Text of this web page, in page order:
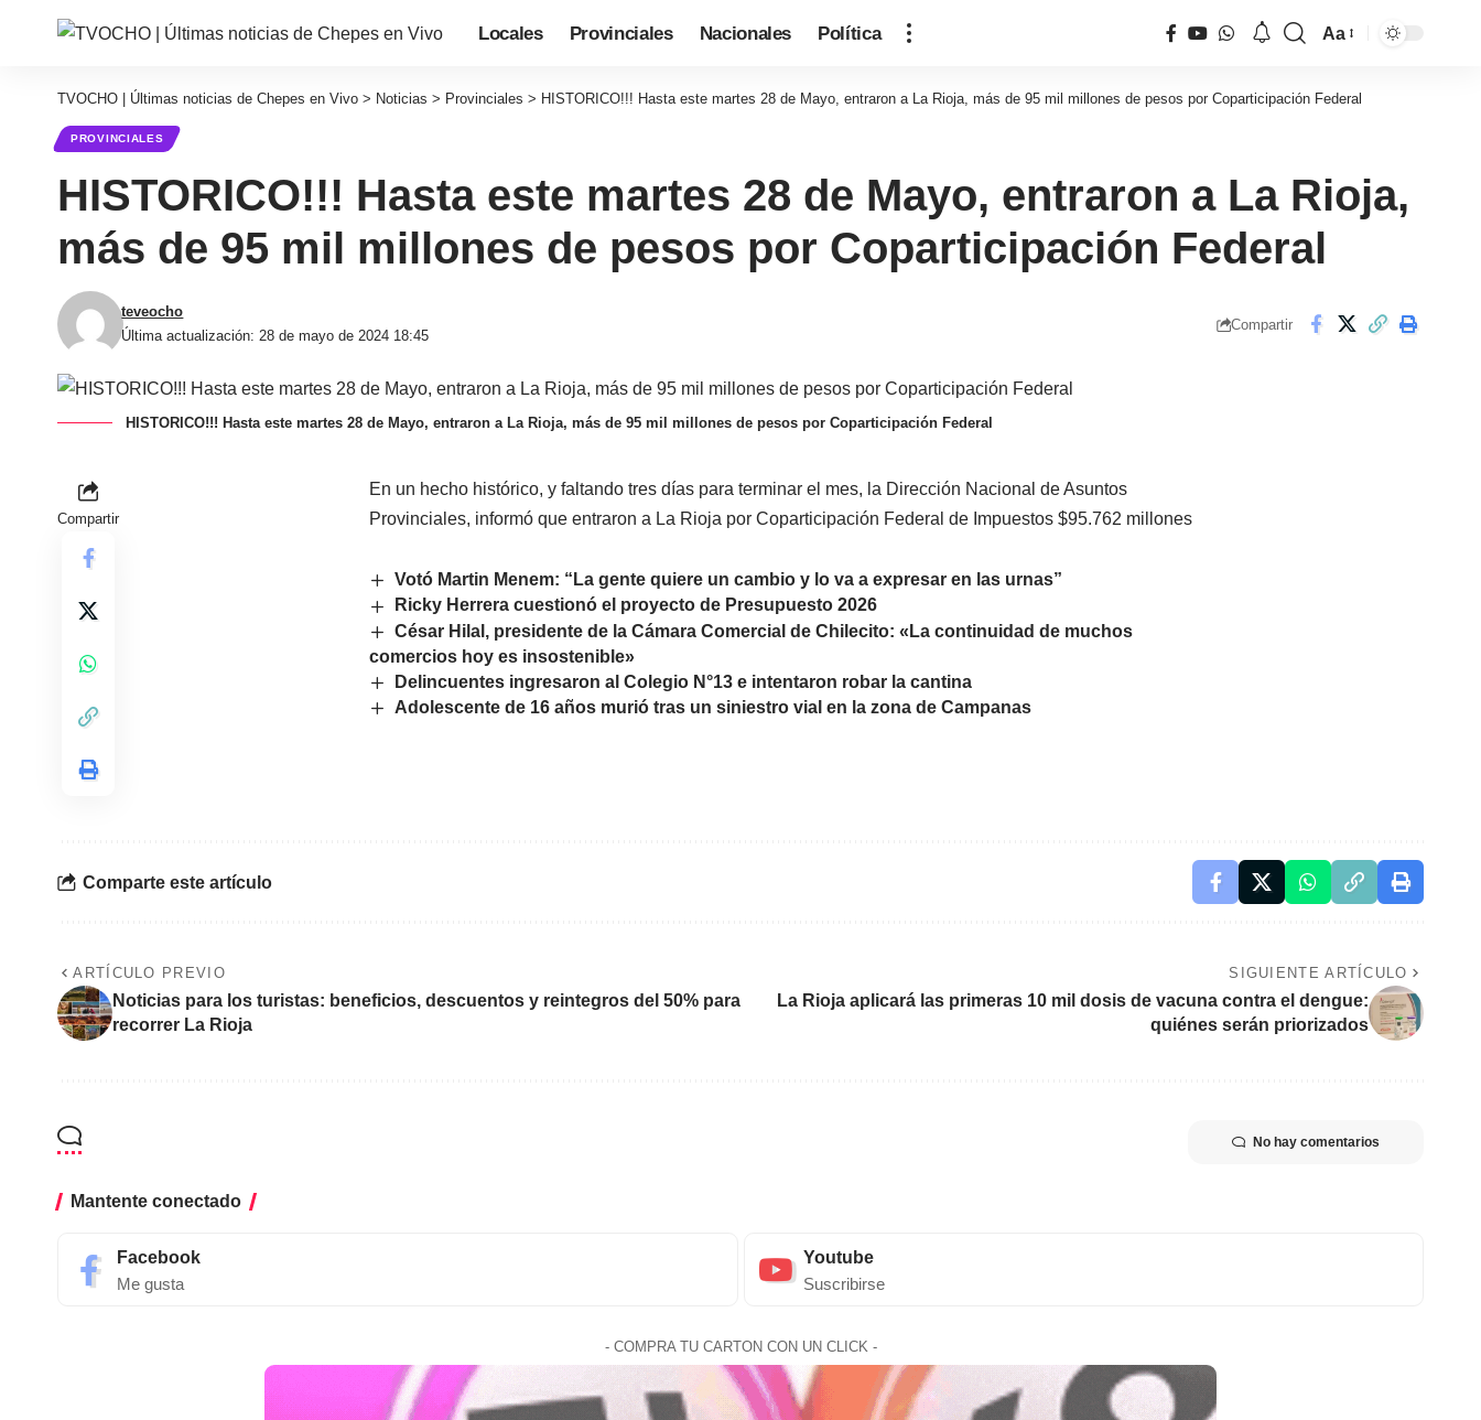
Locales Provinciales Nacionales Política
fuente
Aa
TVOCHO | Últimas noticias de Chepes en Vivo > Noticias > Provinciales > HISTORICO!!! Hasta este martes 28 de Mayo, entraron a La Rioja, más de 95 mil millones de pesos por Coparticipación Federal
PROVINCIALES
HISTORICO!!! Hasta este martes 28 de Mayo, entraron a La Rioja,
más de 95 mil millones de pesos por Coparticipación Federal
Última actualización: 28 de mayo de 2024 18:45
teveocho
Compartir
HISTORICO!!! Hasta este martes 28 de Mayo, entraron a La Rioja, más de 95 mil millones de pesos por Coparticipación Federal
Compartir
En un hecho histórico, y faltando tres días para terminar el mes, la Dirección Nacional de Asuntos
Provinciales, informó que entraron a La Rioja por Coparticipación Federal de Impuestos $95.762 millones
Votó Martin Menem: “La gente quiere un cambio y lo va a expresar en las urnas”
Ricky Herrera cuestionó el proyecto de Presupuesto 2026
César Hilal, presidente de la Cámara Comercial de Chilecito: «La continuidad de muchos
comercios hoy es insostenible»
Delincuentes ingresaron al Colegio N°13 e intentaron robar la cantina
Adolescente de 16 años murió tras un siniestro vial en la zona de Campanas
Comparte este artículo
ARTÍCULO PREVIO
Noticias para los turistas: beneficios, descuentos y reintegros del 50% para
recorrer La Rioja
SIGUIENTE ARTÍCULO
La Rioja aplicará las primeras 10 mil dosis de vacuna contra el dengue:
quiénes serán priorizados
No hay comentarios
Mantente conectado
Facebook
Me gusta
Youtube
Suscribirse
- COMPRA TU CARTON CON UN CLICK -